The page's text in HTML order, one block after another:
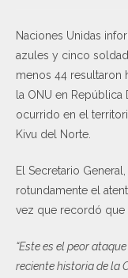
Naciones Unidas
azules y cinco
menos 44 resultaron
la ONU en República
ocurrido en el
Kivu del Norte.
El Secretario General,
rotundamente el
vez que recordó que
“Este es el peor
reciente historia de la